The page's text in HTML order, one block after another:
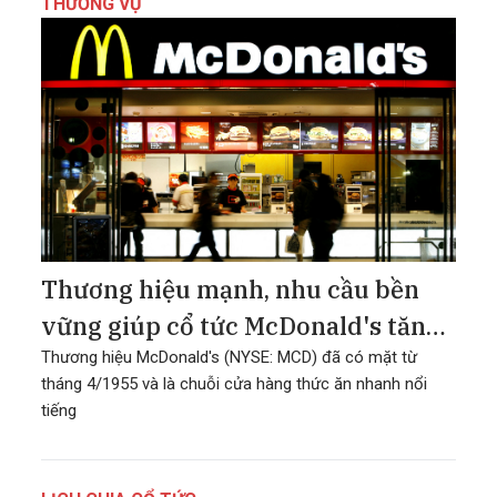
Thương hiệu mạnh, nhu cầu bền
vững giúp cổ tức McDonald's tăng
đều đặn
Thương hiệu McDonald's (NYSE: MCD) đã có mặt từ
tháng 4/1955 và là chuỗi cửa hàng thức ăn nhanh nổi
tiếng